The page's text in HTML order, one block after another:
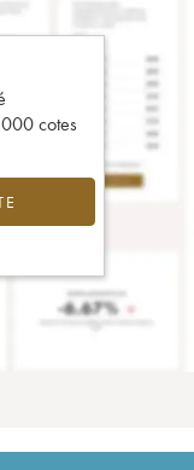
cotes